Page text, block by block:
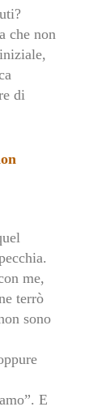
che non
di
me,
terrò
sono
E